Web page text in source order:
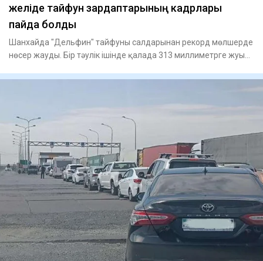
желіде тайфун зардаптарының кадрлары
пайда болды
Шанхайда "Дельфин" тайфуны салдарынан рекорд мөлшерде
нөсер жауды. Бір тәулік ішінде қалада 313 миллиметрге жуық